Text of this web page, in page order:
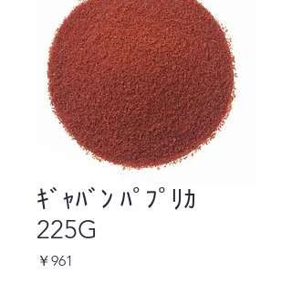
ｷﾞｬﾊﾞﾝ ﾊﾟﾌﾟﾘｶ
225G
￥961